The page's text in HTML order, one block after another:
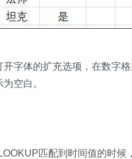
字体的扩充选项，在数字
空白。
匹配到时间值的时